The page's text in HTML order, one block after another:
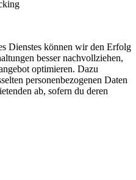
Dienstes können wir den Erfolg
besser nachvollziehen,
optimieren. Dazu
personenbezogenen Daten
ab, sofern du deren